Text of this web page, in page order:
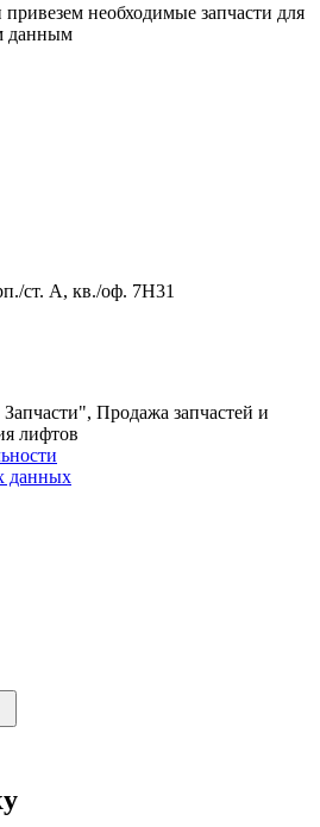
необходимые запчасти для
данным
ст. А, кв./оф. 7Н31
Продажа запчастей и
лифтов
данных